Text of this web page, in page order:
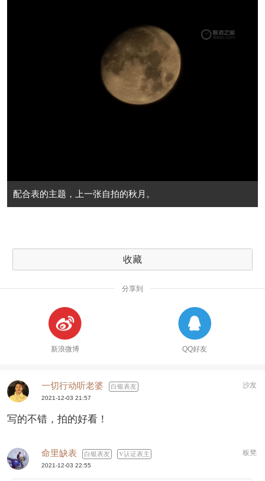
配合表的主题，上一张自拍的秋月。
收藏
分享到
新浪微博 QQ好友
一切行动听老婆 白银表友 沙发
2021-12-03 21:57
写的不错，拍的好看！
命里缺表 白银表友 认证表主 板凳
2021-12-03 22:55